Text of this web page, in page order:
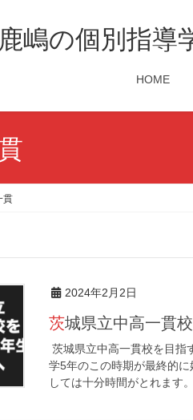
嶋の個別指導
HOME
貫
2024年2月2日
茨城県立中高一貫
茨城県立中高一貫校を目指
学5年のこの時期が最終的
しては十分時間がとれます